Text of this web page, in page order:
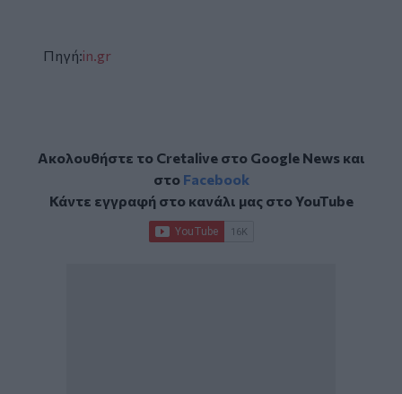
Πηγή:in.gr
Ακολουθήστε το Cretalive στο Google Newsκαι
στο Facebook
Κάντε εγγραφή στο κανάλι μας στοYouTube